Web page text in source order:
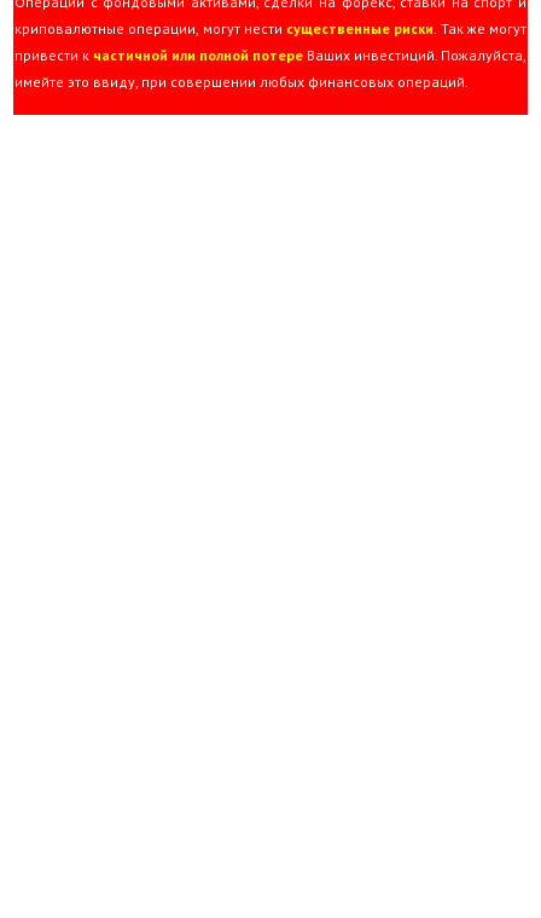
криповалютные операции, могут нести существенные риски. Так же могут
привести к частичной или полной потере Ваших инвестиций. Пожалуйста,
имейте это ввиду, при совершении любых финансовых операций.